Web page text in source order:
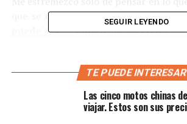
que se continúa haciendo en estos
puede ver – United Motorcycles
Ya teníamos conocimiento que en
eléctrica con un diseño realmente
atractivo. Entonces decidimos
SEGUIR LEYENDO
TE PUEDE INTERESAR
Las cinco motos chinas
viajar. Estos son sus